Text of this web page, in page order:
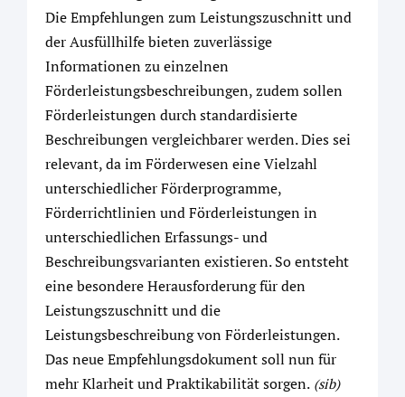
Die Empfehlungen zum Leistungszuschnitt und
der Ausfüllhilfe bieten zuverlässige
Informationen zu einzelnen
Förderleistungsbeschreibungen, zudem sollen
Förderleistungen durch standardisierte
Beschreibungen vergleichbarer werden. Dies sei
relevant, da im Förderwesen eine Vielzahl
unterschiedlicher Förderprogramme,
Förderrichtlinien und Förderleistungen in
unterschiedlichen Erfassungs- und
Beschreibungsvarianten existieren. So entsteht
eine besondere Herausforderung für den
Leistungszuschnitt und die
Leistungsbeschreibung von Förderleistungen.
Das neue Empfehlungsdokument soll nun für
mehr Klarheit und Praktikabilität sorgen. (sib)